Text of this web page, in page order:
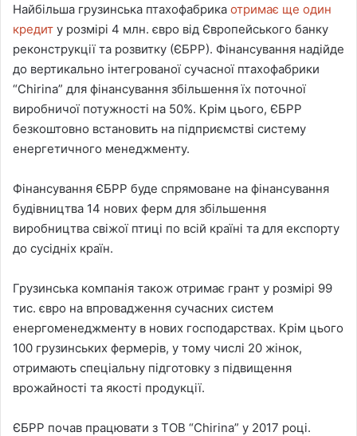
l
o
w
o
n
X
n
e
m
a
i
l
Найбільша грузинська птахофабрика отримає ще один
кредит у розмірі 4 млн. євро від Європейського банку
реконструкції та розвитку (ЄБРР). Фінансування надійде
до вертикально інтегрованої сучасної птахофабрики
“Chirina” для фінансування збільшення їх поточної
виробничої потужності на 50%. Крім цього, ЄБРР
безкоштовно встановить на підприємстві систему
енергетичного менеджменту.
Фінансування ЄБРР буде спрямоване на фінансування
будівництва 14 нових ферм для збільшення
виробництва свіжої птиці по всій країні та для експорту
до сусідніх країн.
Грузинська компанія також отримає грант у розмірі 99
тис. євро на впровадження сучасних систем
енергоменеджменту в нових господарствах. Крім цього
100 грузинських фермерів, у тому числі 20 жінок,
отримають спеціальну підготовку з підвищення
врожайності та якості продукції.
ЄБРР почав працювати з ТОВ “Chirina” у 2017 році.